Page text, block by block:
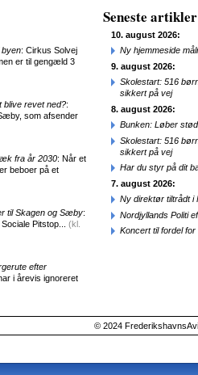
byen: Cirkus Solvej
er til gengæld 3
revet ned?:
som afsender
fra år 2030: Når et
beboer på et
til Skagen og Sæby:
Pitstop... (kl.
efter
i årevis ignoreret
Seneste artikler
10. august 2026:
Ny hjemmeside
9. august 2026:
Skolestart: 516
sikkert på vej
8. august 2026:
Bunken: Løber
Skolestart: 516
sikkert på vej
Har du styr på dit
7. august 2026:
Ny direktør tiltrådt i
Nordjyllands Politi
Koncert til fordel
© 2024